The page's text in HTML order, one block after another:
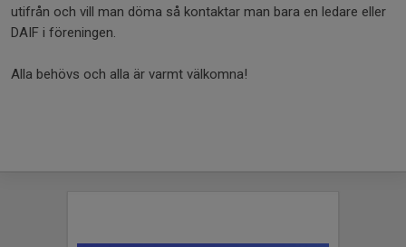
utifrån och vill man döma så kontaktar man bara en ledare eller
DAIF i föreningen.
Alla behövs och alla är varmt välkomna!